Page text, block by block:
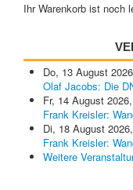
Ihr Warenkorb ist noch
Do, 13 August 2026
Olaf Jacobs: Die
Fr, 14 August 2026,
Frank Kreisler:
Di, 18 August 2026,
Frank Kreisler:
Weitere